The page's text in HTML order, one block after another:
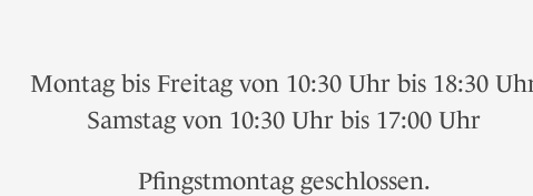
Montag bis Freitag von 10:30 Uhr bis 18:30
Samstag von 10:30 Uhr bis 17:00 Uhr
Pfingstmontag geschlossen.